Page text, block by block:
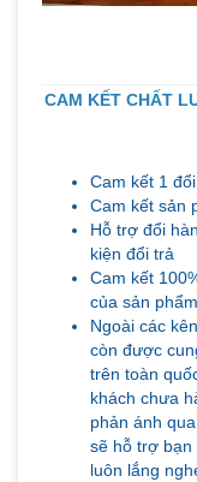
CAM KẾT CHẤT
Cam kết 1
Cam kết sản
Hỗ trợ đổi
kiện đổi trả
Cam kết
của sản phẩm
Ngoài các
còn được
trên toàn
khách chưa
phản ánh
sẽ hỗ trợ bạn
luôn lắng